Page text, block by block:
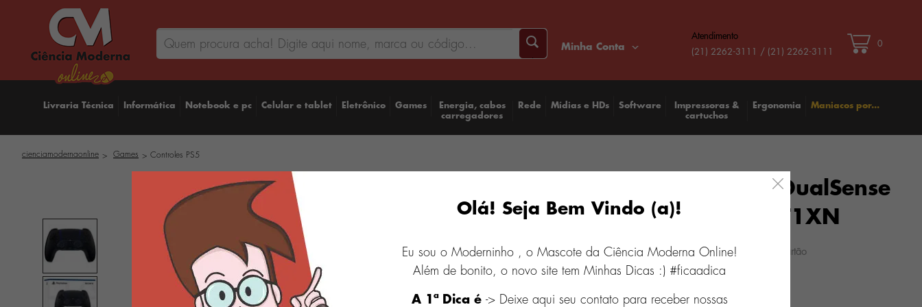
Minha Conta
Atendimento
(21) 2262-3111 / (21) 2262-3111
0
Livraria Técnica Informática Notebook e pc Celular e tablet Eletrônico Games
Energia, cabos
carregadores
Rede Mídias e HDs Software
Impressoras &
cartuchos
Ergonomia Maniacos por...
cienciamodernaonline Games Controles PS5
Controle Sem Fio PS5 DualSense
Midnight Black CFI-ZCT1XN
R$ 449,90 8x R$ 56,23
Olá! Seja Bem Vindo (a)!
Eu sou o Moderninho , o Mascote da Ciência Moderna Online!
Além de bonito, o novo site tem Minhas Dicas :) #ficaadica
A 1ª Dica é-> Deixe aqui seu contato para receber nossas